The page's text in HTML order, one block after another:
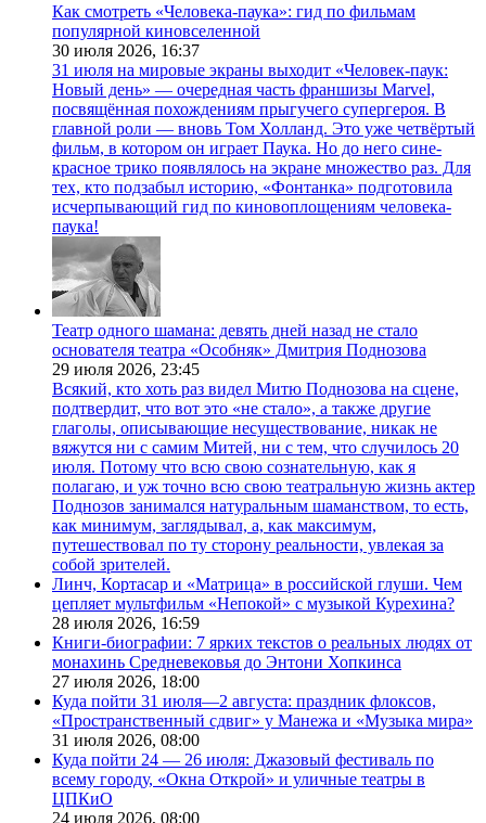
Как смотреть «Человека-паука»: гид по фильмам
популярной киновселенной
30 июля 2026, 16:37
31 июля на мировые экраны выходит «Человек-паук:
Новый день» — очередная часть франшизы Marvel,
посвящённая похождениям прыгучего супергероя. В
главной роли — вновь Том Холланд. Это уже четвёртый
фильм, в котором он играет Паука. Но до него сине-
красное трико появлялось на экране множество раз. Для
тех, кто подзабыл историю, «Фонтанка» подготовила
исчерпывающий гид по киновоплощениям человека-
паука!
Театр одного шамана: девять дней назад не стало
основателя театра «Особняк» Дмитрия Поднозова
29 июля 2026, 23:45
Всякий, кто хоть раз видел Митю Поднозова на сцене,
подтвердит, что вот это «не стало», а также другие
глаголы, описывающие несуществование, никак не
вяжутся ни с самим Митей, ни с тем, что случилось 20
июля. Потому что всю свою сознательную, как я
полагаю, и уж точно всю свою театральную жизнь актер
Поднозов занимался натуральным шаманством, то есть,
как минимум, заглядывал, а, как максимум,
путешествовал по ту сторону реальности, увлекая за
собой зрителей.
Линч, Кортасар и «Матрица» в российской глуши. Чем
цепляет мультфильм «Непокой» с музыкой Курехина?
28 июля 2026, 16:59
Книги-биографии: 7 ярких текстов о реальных людях от
монахинь Средневековья до Энтони Хопкинса
27 июля 2026, 18:00
Куда пойти 31 июля—2 августа: праздник флоксов,
«Пространственный сдвиг» у Манежа и «Музыка мира»
31 июля 2026, 08:00
Куда пойти 24 — 26 июля: Джазовый фестиваль по
всему городу, «Окна Открой» и уличные театры в
ЦПКиО
24 июля 2026, 08:00